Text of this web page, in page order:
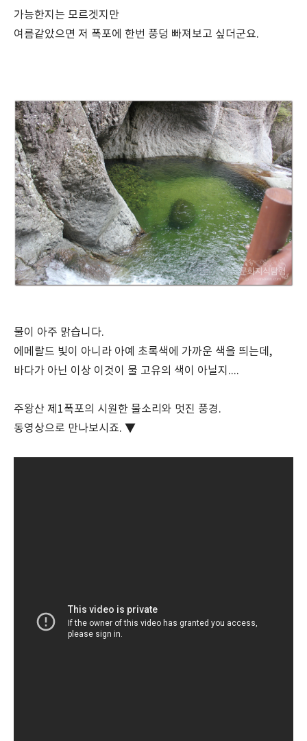
가능한지는 모르겟지만
여름같았으면 저 폭포에 한번 풍덩 빠져보고 싶더군요.
물이 아주 맑습니다.
에메랄드 빛이 아니라 아예 초록색에 가까운 색을 띄는데,
바다가 아닌 이상 이것이 물 고유의 색이 아닐지....
주왕산 제1폭포의 시원한 물소리와 멋진 풍경.
동영상으로 만나보시죠. ▼